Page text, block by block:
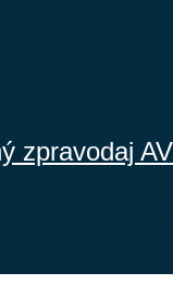
zpravodaj